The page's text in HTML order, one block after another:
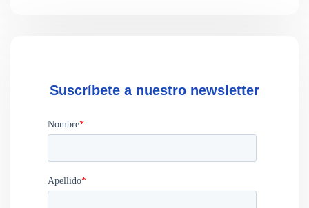
Suscríbete a nuestro newsletter